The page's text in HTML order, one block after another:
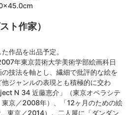
ト作家）
作品を出品予定。
年東京芸術大学美術学部絵画科日
技法を軸とし、繊細で批評的な絵を
ジャンルの表現とも積極的に交わ
N 34 近藤恵介」（東京オペラシテ
東京／2008年）、「12ヶ月のための絵
京／2014）。二人展に「ダンダン